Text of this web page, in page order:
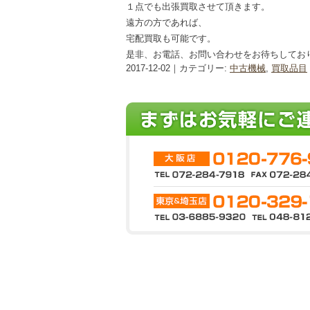
１点でも出張買取させて頂きます。
遠方の方であれば、
宅配買取も可能です。
是非、お電話、お問い合わせをお待ちしてお
2017-12-02｜カテゴリー: 中古機械, 買取品目